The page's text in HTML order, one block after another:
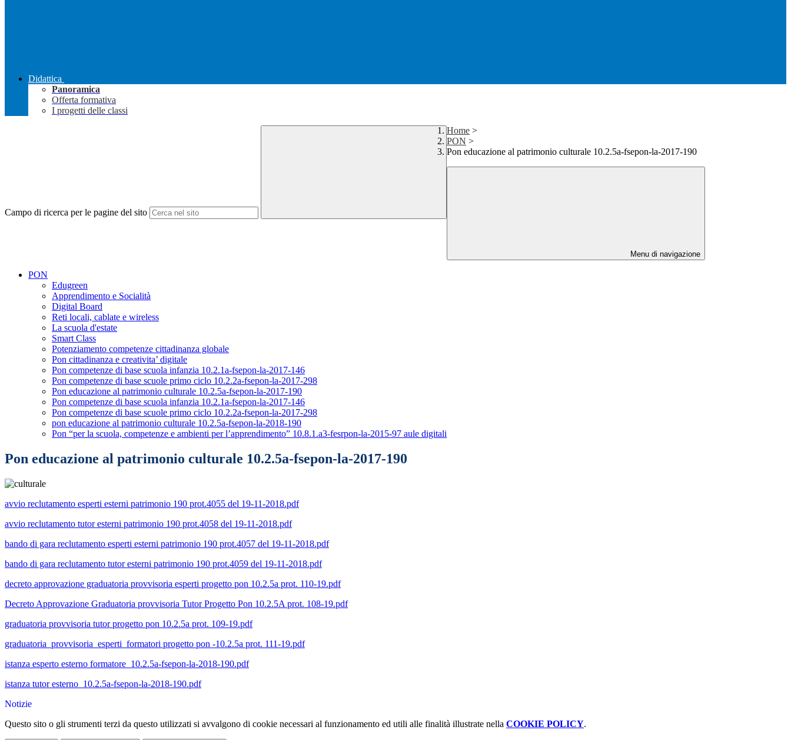
Didattica
Panoramica
Offerta formativa
I progetti delle classi
Campo di ricerca per le pagine del sito
Home >
PON >
Pon educazione al patrimonio culturale 10.2.5a-fsepon-la-2017-190
Menu di navigazione
PON
Edugreen
Apprendimento e Socialità
Digital Board
Reti locali, cablate e wireless
La scuola d'estate
Smart Class
Potenziamento competenze cittadinanza globale
Pon cittadinanza e creativita’ digitale
Pon competenze di base scuola infanzia 10.2.1a-fsepon-la-2017-146
Pon competenze di base scuole primo ciclo 10.2.2a-fsepon-la-2017-298
Pon educazione al patrimonio culturale 10.2.5a-fsepon-la-2017-190
Pon competenze di base scuola infanzia 10.2.1a-fsepon-la-2017-146
Pon competenze di base scuole primo ciclo 10.2.2a-fsepon-la-2017-298
pon educazione al patrimonio culturale 10.2.5a-fsepon-la-2018-190
Pon “per la scuola, competenze e ambienti per l’apprendimento” 10.8.1.a3-fesrpon-la-2015-97 aule digitali
Pon educazione al patrimonio culturale 10.2.5a-fsepon-la-2017-190
avvio reclutamento esperti esterni patrimonio 190 prot.4055 del 19-11-2018.pdf
avvio reclutamento tutor esterni patrimonio 190 prot.4058 del 19-11-2018.pdf
bando di gara reclutamento esperti esterni patrimonio 190 prot.4057 del 19-11-2018.pdf
bando di gara reclutamento tutor esterni patrimonio 190 prot.4059 del 19-11-2018.pdf
decreto approvazione graduatoria provvisoria esperti progetto pon 10.2.5a prot. 110-19.pdf
Decreto Approvazione Graduatoria provvisoria Tutor Progetto Pon 10.2.5A prot. 108-19.pdf
graduatoria provvisoria tutor progetto pon 10.2.5a prot. 109-19.pdf
graduatoria_provvisoria_esperti_formatori progetto pon -10.2.5a prot. 111-19.pdf
istanza esperto esterno formatore_10.2.5a-fsepon-la-2018-190.pdf
istanza tutor esterno_10.2.5a-fsepon-la-2018-190.pdf
Notizie
Questo sito o gli strumenti terzi da questo utilizzati si avvalgono di cookie necessari al funzionamento ed utili alle finalità illustrate nella COOKIE POLICY.